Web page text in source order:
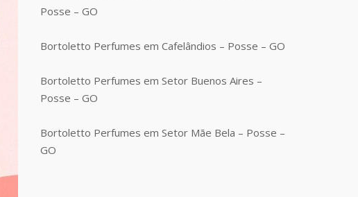
Posse – GO
Bortoletto Perfumes em Cafelândios – Posse – GO
Bortoletto Perfumes em Setor Buenos Aires –
Posse – GO
Bortoletto Perfumes em Setor Mãe Bela – Posse –
GO